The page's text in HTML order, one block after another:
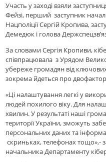
Участь у заході взяли
Фейзі, перший заступник
Нацполіції Сергій Кропива,
Демедюк і голова
За словами Сергія Кропиви,
співпрацювала з Урядом
убереже громадян від ключових
зокрема йдеться про
«Ці налаштування легкі у
людей похилого віку. Для
хвилин. У результаті наші
території України, зможуть
персональних даних та
скриньках, телефонах тощо»,-
начальника Департаменту